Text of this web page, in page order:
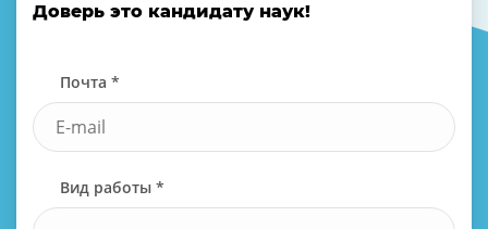
Доверь это кандидату наук!
Почта *
Вид работы *